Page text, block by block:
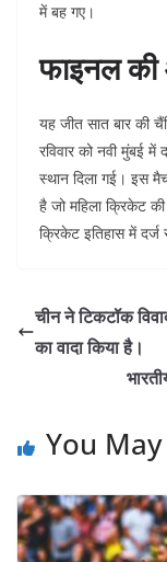
में बह गए।
फाइनल
यह जीत सात बार की
रविवार को नवी मुंबई
स्थान दिला गई। इस
है जो महिला क्रिकेट
क्रिकेट इतिहास में दर्ज
चीन ने टिकटॉक
का वादा किया है।
You